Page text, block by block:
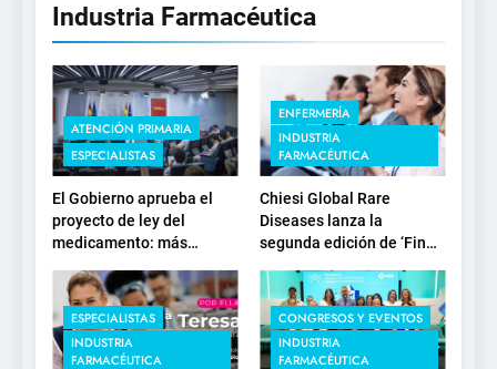
Industria Farmacéutica
ATENCIÓN PRIMARIA
ESPECIALISTAS
El Gobierno aprueba el
proyecto de ley del
medicamento: más
estratégica y
modernización para el
SNS
ENFERMERÍA
INDUSTRIA
FARMACÉUTICA
Chiesi Global Rare
Diseases lanza la
segunda edición de ‘Find
investigación en
enfermedades de
depósito lisosomal
ESPECIALISTAS
INDUSTRIA
FARMACÉUTICA
CONGRESOS Y EVENTOS
INDUSTRIA
FARMACÉUTICA